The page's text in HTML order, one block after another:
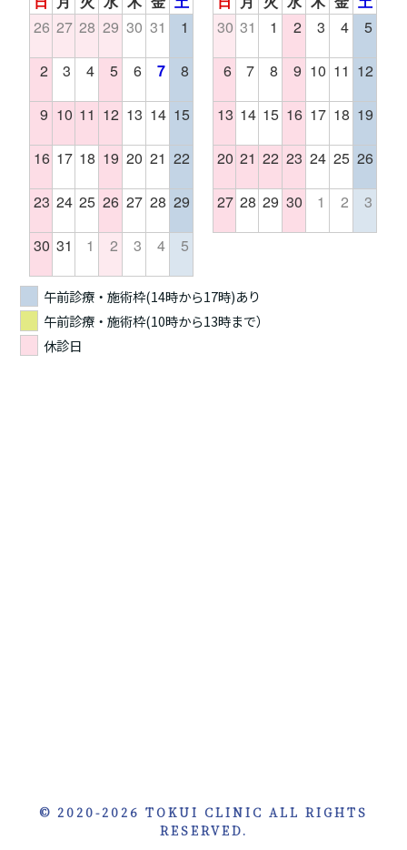
26 27 28 29 30 31 1
2 3 4 5 6 7 8
9 10 11 12 13 14 15
16 17 18 19 20 21 22
23 24 25 26 27 28 29
30 31 1 2 3 4 5
30 31 1 2 3 4 5
6 7 8 9 10 11 12
13 14 15 16 17 18 19
20 21 22 23 24 25 26
27 28 29 30 1 2 3
午前診療・施術枠(14時から17時)あり
午前診療・施術枠(10時から13時まで）
休診日
© 2020-2026 TOKUI CLINIC ALL RIGHTS
RESERVED.